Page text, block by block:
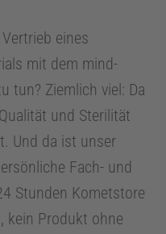
eines
mit dem mind-
tun? Ziemlich viel: Da
und Sterilität
Und da ist unser
Fach- und
Stunden Kometstore
kein Produkt ohne